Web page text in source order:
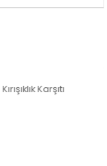
Kırışıklık Karşıtı